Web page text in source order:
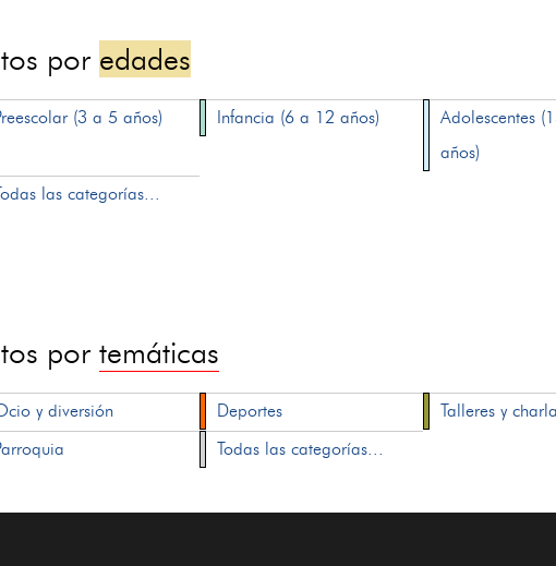
por edades
(3 a 5 años) Infancia (6 a 12 años)
Adolescentes
años)
las categorías...
portemáticas
y diversión Deportes Talleres y
Todas las categorías...